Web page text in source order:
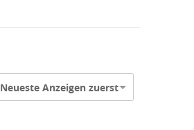
Neueste Anzeigen zuerst